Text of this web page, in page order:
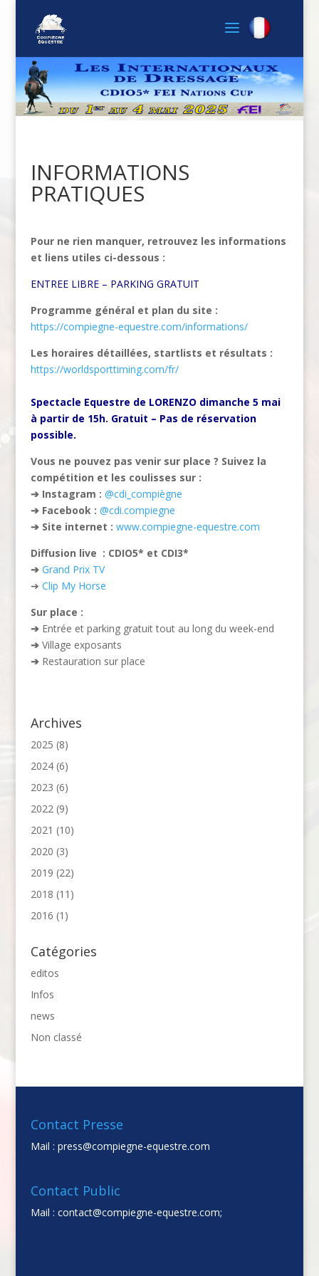
INFORMATIONS
PRATIQUES
Pour ne rien manquer, retrouvez les informations
et liens utiles ci-dessous :
ENTREE LIBRE – PARKING GRATUIT
Programme général et plan du site :
https://compiegne-equestre.com/informations/
Les horaires détaillées, startlists et résultats :
https://worldsporttiming.com/fr/
Spectacle Equestre de LORENZO dimanche 5 mai
à partir de 15h. Gratuit – Pas de réservation
possible.
Vous ne pouvez pas venir sur place ? Suivez la
compétition et les coulisses sur :
➔ Instagram : @cdi_compiègne
➔ Facebook : @cdi.compiegne
➔ Site internet : www.compiegne-equestre.com
Diffusion live : CDIO5* et CDI3*
➔ Grand Prix TV
➔ Clip My Horse
Sur place :
➔Entrée et parking gratuit tout au long du week-end
➔Village exposants
➔Restauration sur place
Archives
2025 (8)
2024(6)
2023 (6)
2022(9)
2021 (10)
2020 (3)
2019 (22)
2018 (11)
2016 (1)
Catégories
editos
Infos
news
Non classé
Contact Presse
Mail : press@compiegne-equestre.com
Contact Public
Mail : contact@compiegne-equestre.com;